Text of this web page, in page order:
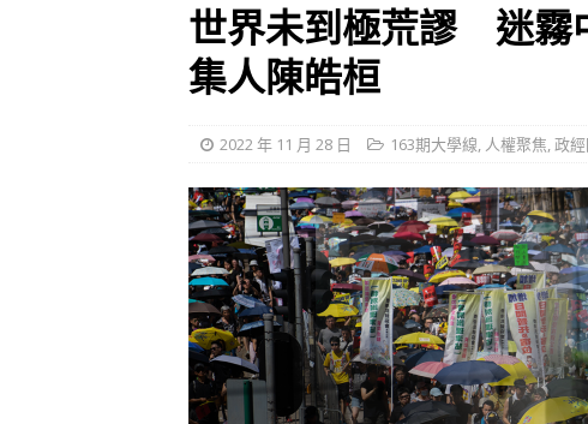
世界未到極荒謬 迷
集人陳皓桓
2022 年 11 月 28 日 163期大學線, 人權聚焦,政